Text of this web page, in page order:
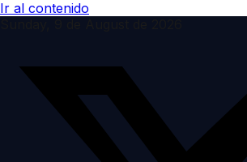
Ir al contenido